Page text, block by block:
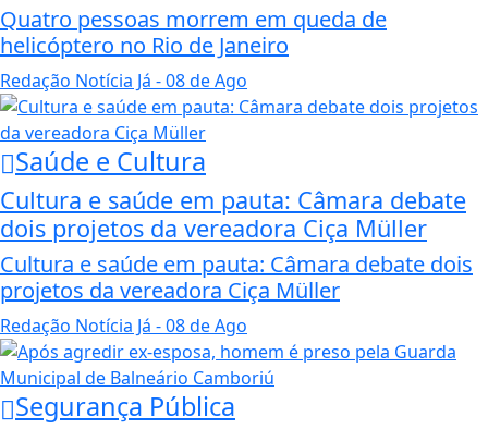
Quatro pessoas morrem em queda de
helicóptero no Rio de Janeiro
Redação Notícia Já - 08 de Ago
Saúde e Cultura
Cultura e saúde em pauta: Câmara debate
dois projetos da vereadora Ciça Müller
Cultura e saúde em pauta: Câmara debate dois
projetos da vereadora Ciça Müller
Redação Notícia Já - 08 de Ago
Segurança Pública